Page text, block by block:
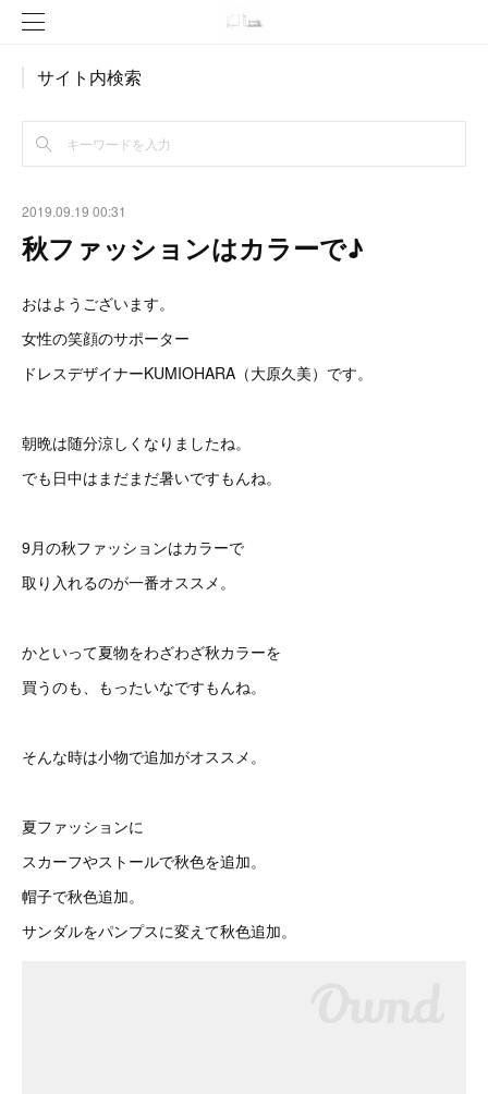
サイト内検索
2019.09.19 00:31
秋ファッションはカラーで♪
おはようございます。
女性の笑顔のサポーター
ドレスデザイナーKUMIOHARA（大原久美）です。
朝晩は随分涼しくなりましたね。
でも日中はまだまだ暑いですもんね。
9月の秋ファッションはカラーで
取り入れるのが一番オススメ。
かといって夏物をわざわざ秋カラーを
買うのも、もったいなですもんね。
そんな時は小物で追加がオススメ。
夏ファッションに
スカーフやストールで秋色を追加。
帽子で秋色追加。
サンダルをパンプスに変えて秋色追加。